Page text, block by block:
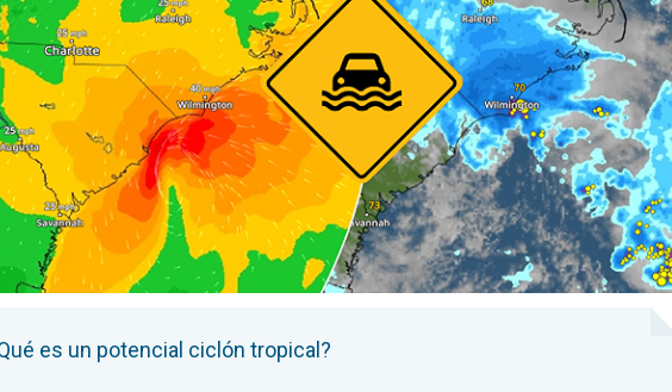
es un potencial ciclón tropical?